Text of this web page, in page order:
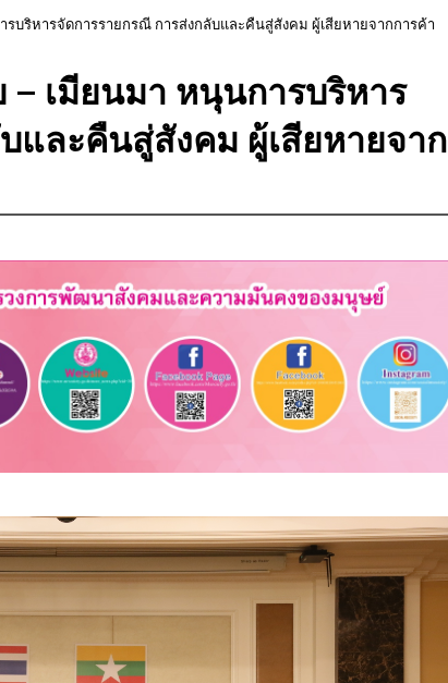
บริหารจัดการรายกรณี การส่งกลับและคืนสู่สังคม ผู้เสียหายจากการค้า
เมียนมา หนุนการบริหาร
และคืนสู่สังคม ผู้เสียหายจาก